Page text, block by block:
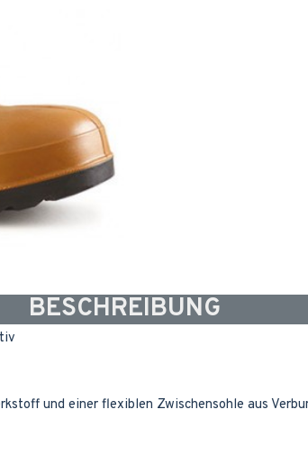
BESCHREIBUNG
und einer flexiblen Zwischensohle aus